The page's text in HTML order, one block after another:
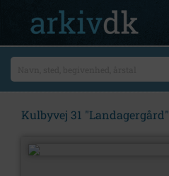
Kulbyvej 31 "Landagergård"